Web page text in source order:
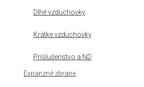
Dlhé vzduchovky
Krátke vzduchovky
Príslušenstvo a ND
Expanzné zbrane